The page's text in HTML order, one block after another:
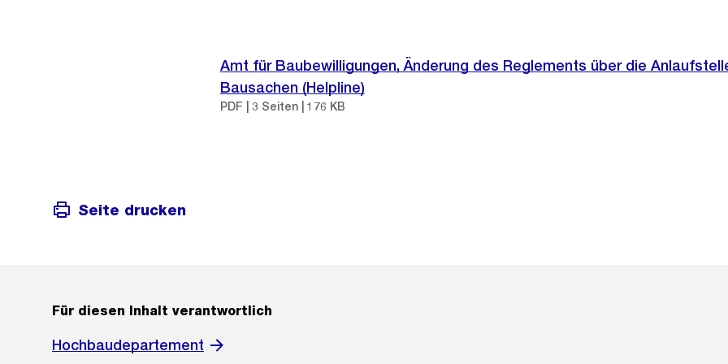
Amt für Baubewilligungen, Änderung des Reglements über die
Bausachen (Helpline)
PDF | 3 Seiten | 176 KB
Seite drucken
Für diesen Inhalt verantwortlich
Hochbaudepartement